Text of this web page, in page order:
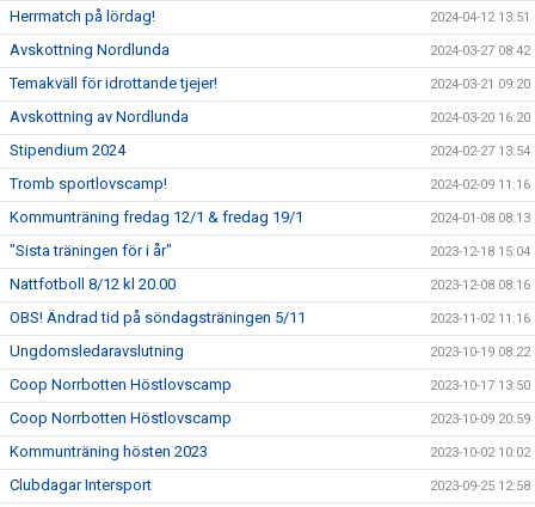
Herrmatch på lördag! 2024-04-12 13:51
Avskottning Nordlunda 2024-03-27 08:42
Temakväll för idrottande tjejer! 2024-03-21 09:20
Avskottning av Nordlunda 2024-03-20 16:20
Stipendium 2024 2024-02-27 13:54
Tromb sportlovscamp! 2024-02-09 11:16
Kommunträning fredag 12/1 & fredag 19/1 2024-01-08 08:13
"Sista träningen för i år" 2023-12-18 15:04
Nattfotboll 8/12 kl 20.00 2023-12-08 08:16
OBS! Ändrad tid på söndagsträningen 5/11 2023-11-02 11:16
Ungdomsledaravslutning 2023-10-19 08:22
Coop Norrbotten Höstlovscamp 2023-10-17 13:50
Coop Norrbotten Höstlovscamp 2023-10-09 20:59
Kommunträning hösten 2023 2023-10-02 10:02
Clubdagar Intersport 2023-09-25 12:58